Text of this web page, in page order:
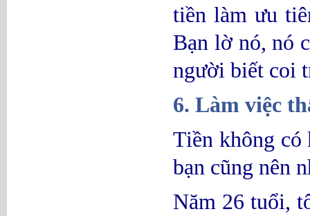
tiền làm ưu
Bạn lờ nó, nó
người biết coi
6. Làm việc
Tiền không có
bạn cũng nên
Năm 26 tuổi,